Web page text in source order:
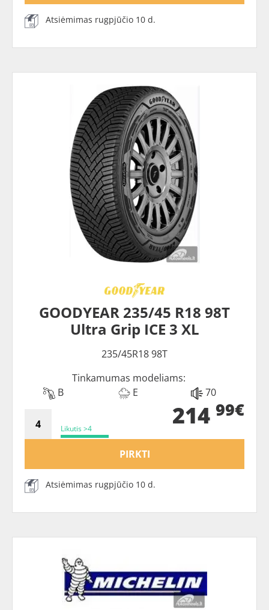
Atsiėmimas rugpjūčio 10 d.
GOODYEAR 235/45 R18 98T
Ultra Grip ICE 3 XL
235/45R18 98T
Tinkamumas modeliams:
B
E 70
Likutis >4 214 99€
PIRKTI
Atsiėmimas rugpjūčio 10 d.